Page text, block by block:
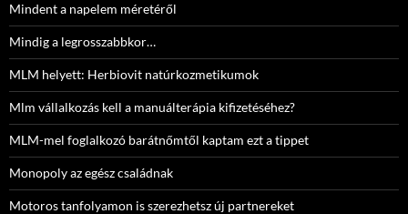
Mindent a napelem méretéről
Mindig a legrosszabbkor…
MLM helyett: Herbiovit natúrkozmetikumok
Mlm vállalkozás kell a manuálterápia kifizetéséhez?
MLM-mel foglalkozó barátnőmtől kaptam ezt a tippet
Monopoly az egész családnak
Motoros tanfolyamon is szerezhetsz új partnereket